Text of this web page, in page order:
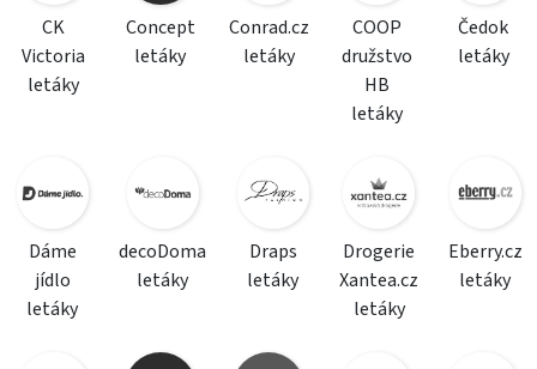
CK
Victoria
letáky
Concept
letáky
Conrad.cz
letáky
COOP
družstvo
HB
letáky
Čedok
letáky
Dáme
jídlo
letáky
decoDoma
letáky
Draps
letáky
Drogerie
Xantea.cz
letáky
Eberry.cz
letáky